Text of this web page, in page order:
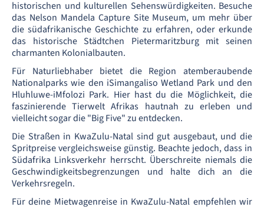
historischen und kulturellen Sehenswürdigkeiten. Besuche
das Nelson Mandela Capture Site Museum, um mehr über
die südafrikanische Geschichte zu erfahren, oder erkunde
das historische Städtchen Pietermaritzburg mit seinen
charmanten Kolonialbauten.
Für Naturliebhaber bietet die Region atemberaubende
Nationalparks wie den iSimangaliso Wetland Park und den
Hluhluwe-iMfolozi Park. Hier hast du die Möglichkeit, die
faszinierende Tierwelt Afrikas hautnah zu erleben und
vielleicht sogar die "Big Five" zu entdecken.
Die Straßen in KwaZulu-Natal sind gut ausgebaut, und die
Spritpreise vergleichsweise günstig. Beachte jedoch, dass in
Südafrika Linksverkehr herrscht. Überschreite niemals die
Geschwindigkeitsbegrenzungen und halte dich an die
Verkehrsregeln.
Für deine Mietwagenreise in KwaZulu-Natal empfehlen wir